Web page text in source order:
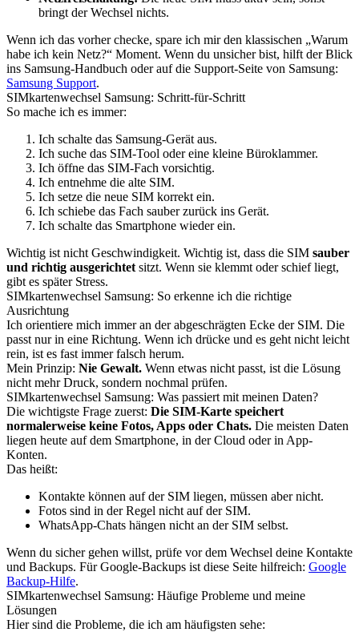
bringt der Wechsel nichts.
Wenn ich das vorher checke, spare ich mir den klassischen „Warum
habe ich kein Netz?“ Moment. Wenn du unsicher bist, hilft der Blick
ins Samsung-Handbuch oder auf die Support-Seite von Samsung:
Samsung Support.
SIMkartenwechsel Samsung: Schritt-für-Schritt
So mache ich es immer:
Ich schalte das Samsung-Gerät aus.
Ich suche das SIM-Tool oder eine kleine Büroklammer.
Ich öffne das SIM-Fach vorsichtig.
Ich entnehme die alte SIM.
Ich setze die neue SIM korrekt ein.
Ich schiebe das Fach sauber zurück ins Gerät.
Ich schalte das Smartphone wieder ein.
Wichtig ist nicht Geschwindigkeit. Wichtig ist, dass die SIM sauber
und richtig ausgerichtet sitzt. Wenn sie klemmt oder schief liegt,
gibt es später Stress.
SIMkartenwechsel Samsung: So erkenne ich die richtige
Ausrichtung
Ich orientiere mich immer an der abgeschrägten Ecke der SIM. Die
passt nur in eine Richtung. Wenn ich drücke und es geht nicht leicht
rein, ist es fast immer falsch herum.
Mein Prinzip: Nie Gewalt. Wenn etwas nicht passt, ist die Lösung
nicht mehr Druck, sondern nochmal prüfen.
SIMkartenwechsel Samsung: Was passiert mit meinen Daten?
Die wichtigste Frage zuerst: Die SIM-Karte speichert
normalerweise keine Fotos, Apps oder Chats. Die meisten Daten
liegen heute auf dem Smartphone, in der Cloud oder in App-
Konten.
Das heißt:
Kontakte können auf der SIM liegen, müssen aber nicht.
Fotos sind in der Regel nicht auf der SIM.
WhatsApp-Chats hängen nicht an der SIM selbst.
Wenn du sicher gehen willst, prüfe vor dem Wechsel deine Kontakte
und Backups. Für Google-Backups ist diese Seite hilfreich: Google
Backup-Hilfe.
SIMkartenwechsel Samsung: Häufige Probleme und meine
Lösungen
Hier sind die Probleme, die ich am häufigsten sehe: